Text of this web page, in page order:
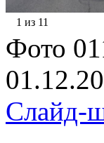
1 из 11
Фото
Слайд-